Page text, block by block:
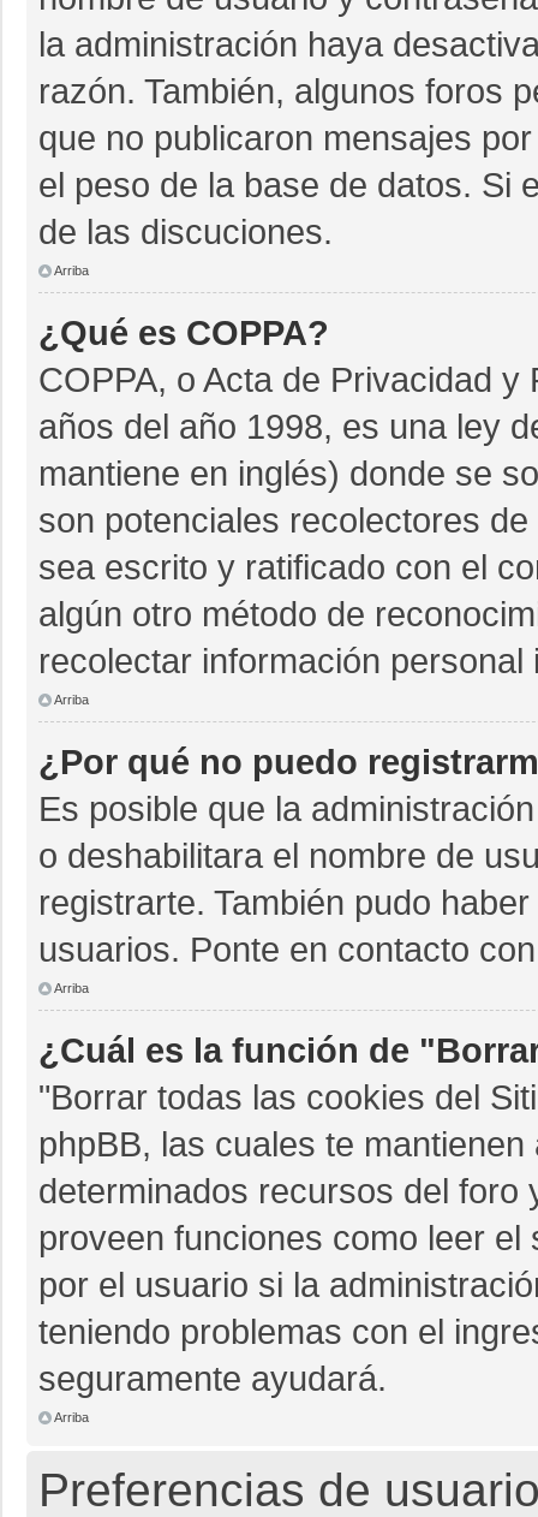
la administración haya
razón. También, algunos foros
que no publicaron mensajes
el peso de la base de datos. Si
de las discuciones.
Arriba
¿Qué es COPPA?
COPPA, o Acta de Privacidad
años del año 1998, es una ley
mantiene en inglés) donde se
son potenciales recolectores
sea escrito y ratificado con el
algún otro método de
recolectar información
Arriba
¿Por qué no puedo
Es posible que la
o deshabilitara el nombre de
registrarte. También pudo
usuarios. Ponte en contacto
Arriba
¿Cuál es la función de
"Borrar todas las cookies del
phpBB, las cuales te
determinados recursos del foro
proveen funciones como leer
por el usuario si la
teniendo problemas con el
seguramente ayudará.
Arriba
Preferencias de